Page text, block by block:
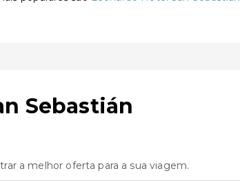
Sebastián
a melhor oferta para a sua viagem.